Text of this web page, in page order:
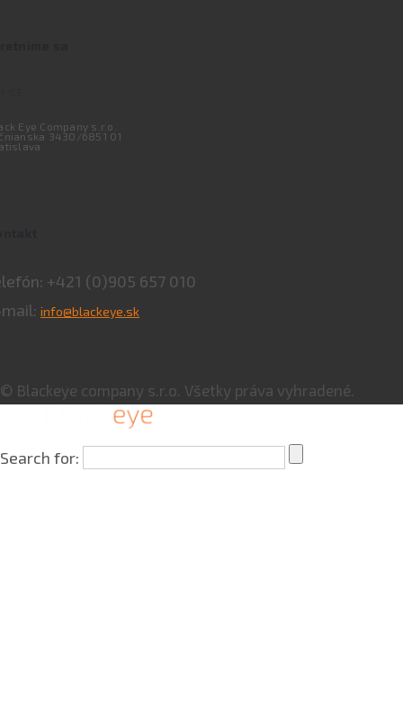
Eye Company s.r.o.
3430/6851 01
+421 (0)905 657 010
info@blackeye.sk
© Blackeye company s.r.o. Všetky práva vyhradené.
Search for: